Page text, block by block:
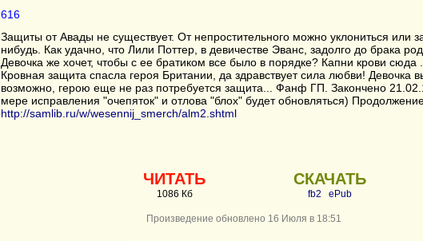
616
Защиты от Авады не существует. От непростительного можно уклониться или
нибудь. Как удачно, что Лили Поттер, в девичестве Эванс, задолго до брака
Девочка же хочет, чтобы с ее братиком все было в порядке? Капни крови
Кровная защита спасла героя Британии, да здравствует сила любви! Девочка
возможно, герою еще не раз потребуется защита... Фанф ГП. Закончено
мере исправления "очепяток" и отлова "блох" будет обновляться)
http://samlib.ru/w/wesennij_smerch/alm2.shtml
ЧИТАТЬ
1086 Кб
СКАЧАТЬ
fb2 ePub
Произведение обновлено 16 Июля в 18:51